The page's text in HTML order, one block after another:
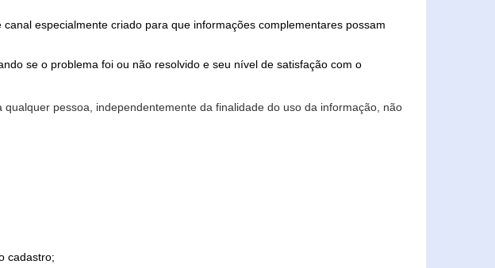
especialmente criado para que informações complementares possam
se o problema foi ou não resolvido e seu nível de satisfação com o
pessoa, independentemente da finalidade do uso da informação, não
cadastro;